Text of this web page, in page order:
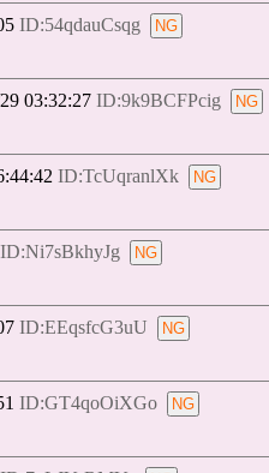
ID:54qdauCsqg
03:32:27 ID:9k9BCFPcig
ID:TcUqranlXk
ID:Ni7sBkhyJg
ID:EEqsfcG3uU
ID:GT4qoOiXGo